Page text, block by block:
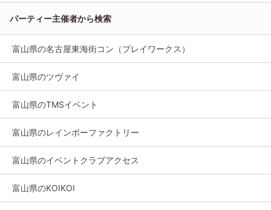
パーティー主催者から検索
富山県の名古屋東海街コン（プレイワークス）
富山県のツヴァイ
富山県のTMSイベント
富山県のレインボーファクトリー
富山県のイベントクラブアクセス
富山県のKOIKOI